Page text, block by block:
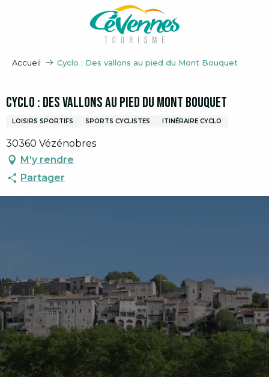
Accueil Cyclo : Des vallons au pied du Mont Bouquet
Cyclo : Des vallons au pied du Mont Bouquet
LOISIRS SPORTIFS SPORTS CYCLISTES ITINÉRAIRE CYCLO
30360 Vézénobres
M'y rendre
Partager